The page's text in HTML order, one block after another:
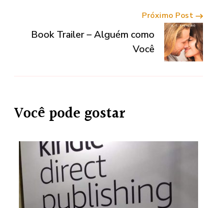
Próximo Post
Book Trailer – Alguém como
Você
Você pode gostar